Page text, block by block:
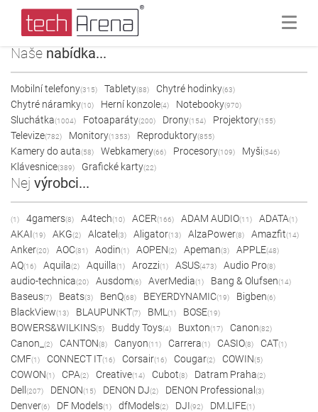
Naše nabídka...
Mobilní telefony(315) Tablety(88) Chytré hodinky(63)
Chytré náramky(10) Herní konzole(4) Notebooky(970)
Sluchátka(1004) Fotoaparáty(200) Drony(154) Projektory(155)
Televize(782) Monitory(1353) Reproduktory(855)
Kamery do auta(58) Webkamery(66) Procesory(109) Myši(546)
Klávesnice(389) Grafické karty(22)
Nej výrobci...
(1) 4gamers(8) A4tech(10) ACER(166) ADAM AUDIO(11) ADATA(1)
AKAI(19) AKG(2) Alcatel (3) Aligator(13) AlzaPower(8) Amazfit(14)
Anker(20) AOC(81) Aodin(1) AOPEN(2) Apeman(3) APPLE(48)
AQ(16) Aquila(2) Aquilla(1) Arozzi(1) ASUS(473) Audio Pro(8)
audio-technica(20) Ausdom(6) AverMedia(1) Bang & Olufsen(14)
Baseus(7) Beats(3) BenQ(68) BEYERDYNAMIC(19) Bigben(6)
BlackView(13) BLAUPUNKT(7) BML (1) BOSE(19)
BOWERS&WILKINS(5) Buddy Toys(4) Buxton(17) Canon(82)
Canon_ (2) CANTON(8) Canyon(11) Carrera(1) CASIO(8) CAT(1)
CMF(1) CONNECT IT(16) Corsair(16) Cougar(2) COWIN(5)
COWON(1) CPA(2) Creative(14) Cubot(8) Datram Praha(2)
Dell (207) DENON(15) DENON DJ(2) DENON Professional (3)
Denver(6) DF Models(1) dfModels(2) DJI(92) DM.LIFE(1)